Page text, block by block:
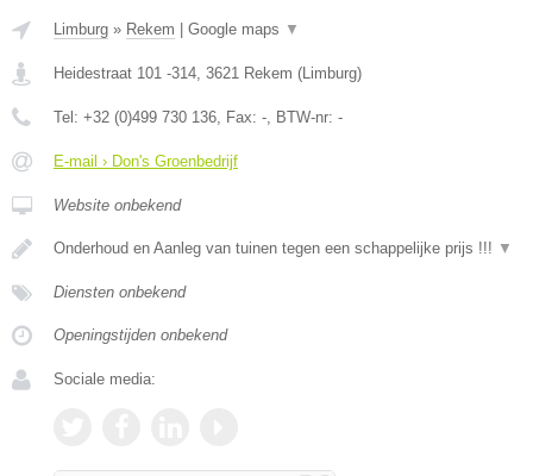
Limburg » Rekem | Google maps ▼
Heidestraat 101 -314 3621 Rekem (Limburg)
Tel: +32 (0)499 730 136 , Fax: - , BTW-nr: -
E-mail › Don's Groenbedrijf
Website onbekend
Onderhoud en Aanleg van tuinen tegen een schappelijke prijs !!! ▼
Diensten onbekend
Openingstijden onbekend
Sociale media: